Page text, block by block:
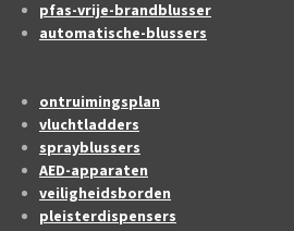
pfas-vrije-brandblusser
automatische-blussers
ontruimingsplan
vluchtladders
sprayblussers
AED-apparaten
veiligheidsborden
pleisterdispensers